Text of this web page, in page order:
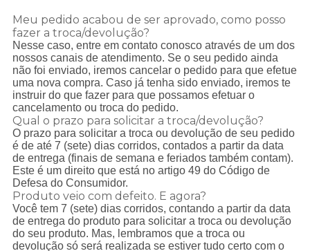
Meu pedido acabou de ser aprovado, como posso
fazer a troca/devolução?
Nesse caso, entre em contato conosco através de um dos
nossos canais de atendimento. Se o seu pedido ainda
não foi enviado, iremos cancelar o pedido para que efetue
uma nova compra. Caso já tenha sido enviado, iremos te
instruir do que fazer para que possamos efetuar o
cancelamento ou troca do pedido.
Qual o prazo para solicitar a troca/devolução?
O prazo para solicitar a troca ou devolução de seu pedido
é de até 7 (sete) dias corridos, contados a partir da data
de entrega (finais de semana e feriados também contam).
Este é um direito que está no artigo 49 do Código de
Defesa do Consumidor.
Produto veio com defeito. E agora?
Você tem 7 (sete) dias corridos, contando a partir da data
de entrega do produto para solicitar a troca ou devolução
do seu produto. Mas, lembramos que a troca ou
devolução só será realizada se estiver tudo certo com o